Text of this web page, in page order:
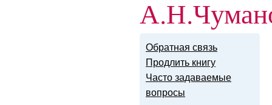
Обратная связь
Продлить книгу
Часто задаваемые
вопросы